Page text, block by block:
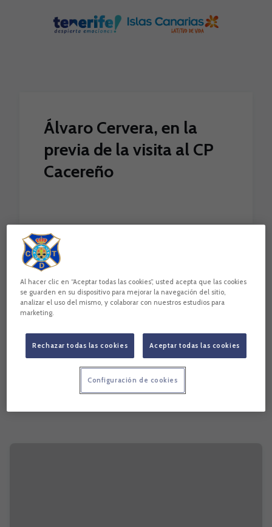
Álvaro Cervera, en la
previa de la visita al CP
Cacereño
Al hacer clic en “Aceptar todas las cookies”, usted acepta que las cookies
se guarden en su dispositivo para mejorar la navegación del sitio,
analizar el uso del mismo, y colaborar con nuestros estudios para
marketing.
Rechazar todas las cookies Aceptar todas las cookies
Configuración de cookies